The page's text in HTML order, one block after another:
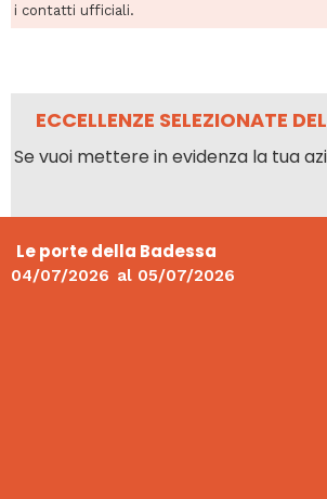
i contatti ufficiali.
ECCELLENZE SELEZIONATE
Se vuoi mettere in evidenza la tua
Le porte della Badessa
04/07/2026 al 05/07/2026